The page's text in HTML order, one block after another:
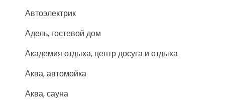
Автоэлектрик
Адель, гостевой дом
Академия отдыха, центр досуга и отдыха
Аква, автомойка
Аква, сауна